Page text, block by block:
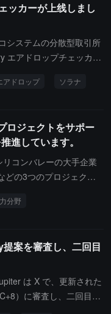
ッカーが上线しまし
システムの分散型取引所
エアドロップチェッカー
87% の支持率で新し
ティブ）報酬プールに
ボット対策を強化するな
っています。
アドロップ ソラナ
ロジェクトをサポー
進しています。
コンバレーの大手企業
どの3つのプロジェクト
力の分野での革新と実
分野
案を審査し、二回目
は X で、更新された
）に審査し、二回目の